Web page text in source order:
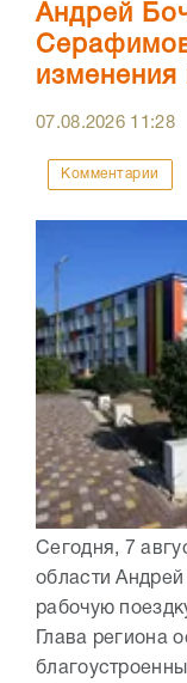
Андрей
07.08.2026 11:28
Комментарии
Сегодня, 7
области
рабочую
Глава региона